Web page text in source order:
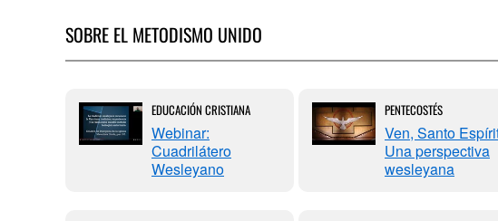
SOBRE EL METODISMO UNIDO
EDUCACIÓN CRISTIANA
Webinar:
Cuadrilátero
Wesleyano
PENTECOSTÉS
Ven, Santo
Una perspectiva
wesleyana